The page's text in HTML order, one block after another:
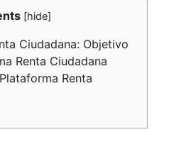
[hide]
Ciudadana: Objetivo
Renta Ciudadana
Renta